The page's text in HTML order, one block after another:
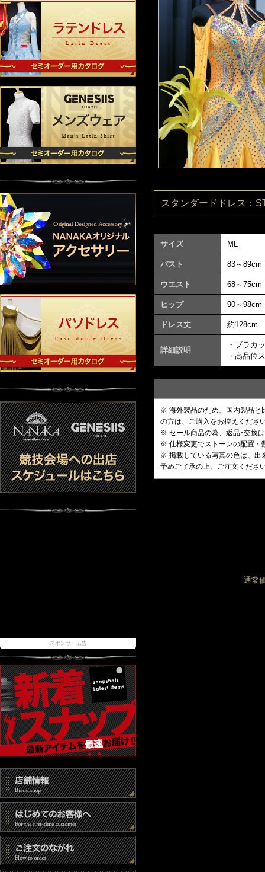
スポンサー広告
スタンダードドレス：
サイズ ML
バスト 83～89cm
ウエスト 68～75cm
ヒップ 90～98cm
ドレス丈 約128cm
詳細説明
・ブラカ
・高品位
※ 海外製品のため、国内製品と
の方は、ご購入をお控えくださ
※ セール商品の為、返品･交換
※ 仕様変更でストーンの配置・
※ 掲載している写真の色は、出
予めご了承の上、ご注文くださ
通常